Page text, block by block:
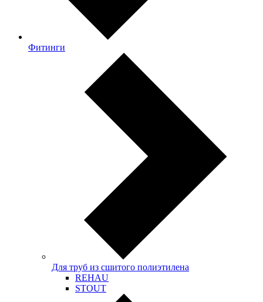
Фитинги
Для труб из сшитого полиэтилена
REHAU
STOUT